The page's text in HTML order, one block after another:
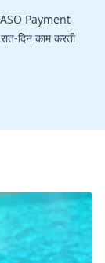
Payment
दिन काम करती